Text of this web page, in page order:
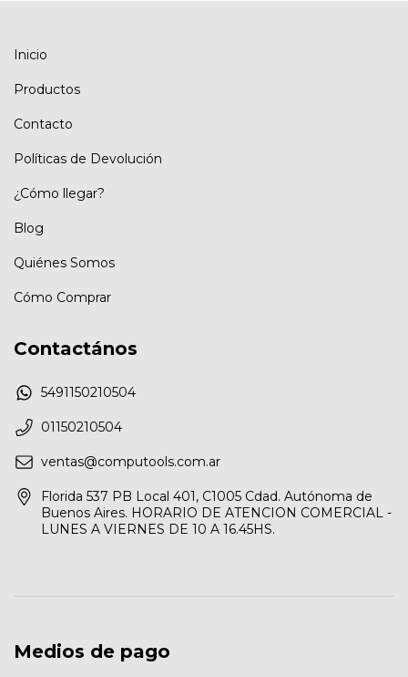
Inicio
Productos
Contacto
Políticas de Devolución
¿Cómo llegar?
Blog
Quiénes Somos
Cómo Comprar
Contactános
5491150210504
01150210504
ventas@computools.com.ar
Florida 537 PB Local 401, C1005 Cdad. Autónoma de
Buenos Aires. HORARIO DE ATENCION COMERCIAL -
LUNES A VIERNES DE 10 A 16.45HS.
Medios de pago